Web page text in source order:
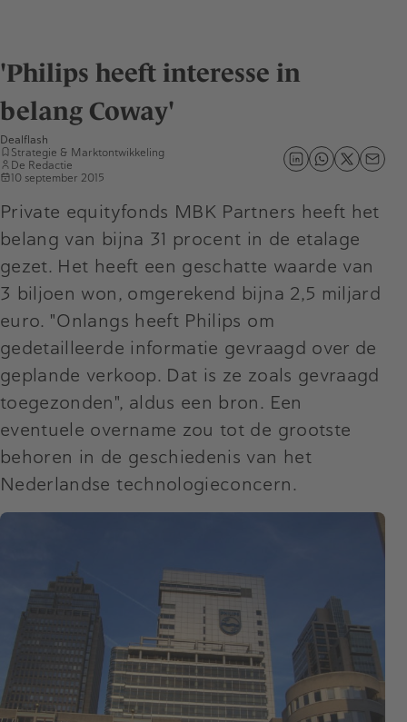
'Philips heeft interesse in
belang Coway'
Dealflash
Strategie & Marktontwikkeling
De Redactie
10 september 2015
Private equityfonds MBK Partners heeft het
belang van bijna 31 procent in de etalage
gezet. Het heeft een geschatte waarde van
3 biljoen won, omgerekend bijna 2,5 miljard
euro. "Onlangs heeft Philips om
gedetailleerde informatie gevraagd over de
geplande verkoop. Dat is ze zoals gevraagd
toegezonden", aldus een bron. Een
eventuele overname zou tot de grootste
behoren in de geschiedenis van het
Nederlandse technologieconcern.